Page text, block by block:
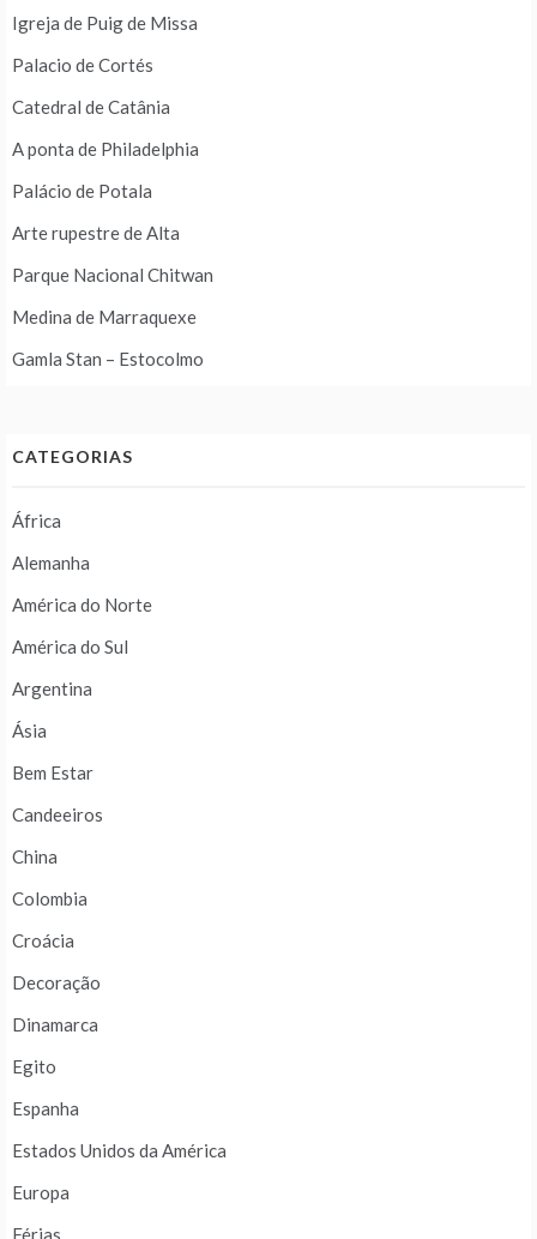
Igreja de Puig de Missa
Palacio de Cortés
Catedral de Catânia
A ponta de Philadelphia
Palácio de Potala
Arte rupestre de Alta
Parque Nacional Chitwan
Medina de Marraquexe
Gamla Stan – Estocolmo
CATEGORIAS
África
Alemanha
América do Norte
América do Sul
Argentina
Ásia
Bem Estar
Candeeiros
China
Colombia
Croácia
Decoração
Dinamarca
Egito
Espanha
Estados Unidos da América
Europa
Férias